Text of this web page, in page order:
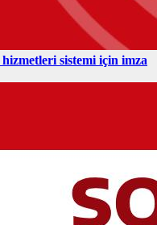
sistemi için imza